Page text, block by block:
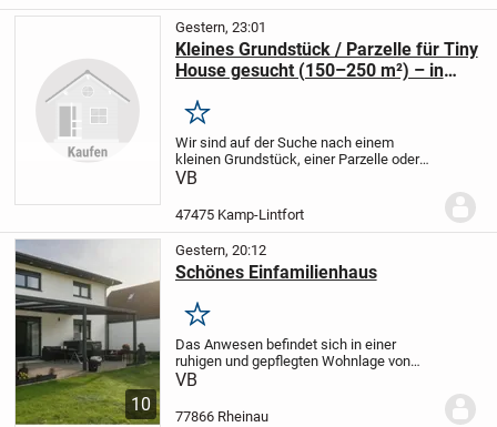
Gestern, 23:01
Kleines Grundstück / Parzelle für Tiny
House gesucht (150–250 m²) – in
Lintfort
Merken
Wir sind auf der Suche nach einem
kleinen Grundstück, einer Parzelle oder
einem Restgrundstück mit einer Größe
km um 47475 Kamp-Lintfort.
VB
47475 Kamp-Lintfort
10
Gestern, 20:12
Schönes Einfamilienhaus
Merken
Das Anwesen befindet sich in einer
ruhigen und gepflegten Wohnlage von
Rheinau und besticht durch eine
lichtdurchflutete Zimmer und hochwertige
VB
77866 Rheinau